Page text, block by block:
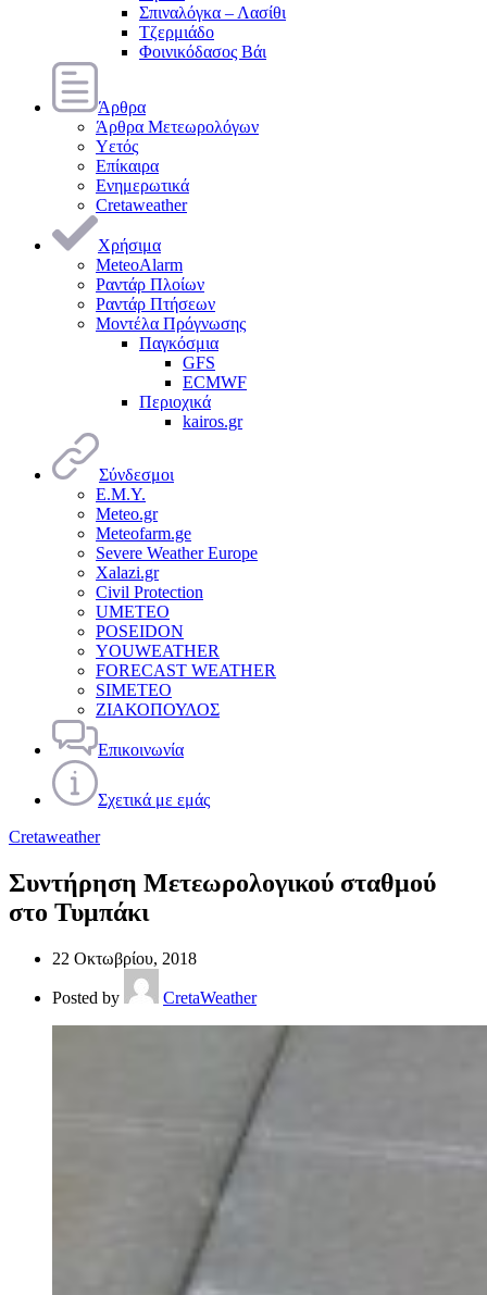
Σπιναλόγκα – Λασίθι
Τζερμιάδο
Φοινικόδασος Βάι
Άρθρα
Άρθρα Μετεωρολόγων
Υετός
Επίκαιρα
Ενημερωτικά
Cretaweather
Χρήσιμα
MeteoAlarm
Ραντάρ Πλοίων
Ραντάρ Πτήσεων
Μοντέλα Πρόγνωσης
Παγκόσμια
GFS
ECMWF
Περιοχικά
kairos.gr
Σύνδεσμοι
Ε.Μ.Υ.
Meteo.gr
Meteofarm.ge
Severe Weather Europe
Xalazi.gr
Civil Protection
UMETEO
POSEIDON
YOUWEATHER
FORECAST WEATHER
SIMETEO
ΖΙΑΚΟΠΟΥΛΟΣ
Επικοινωνία
Σχετικά με εμάς
Cretaweather
Συντήρηση Μετεωρολογικού σταθμού
στο Τυμπάκι
22 Οκτωβρίου, 2018
Posted by CretaWeather